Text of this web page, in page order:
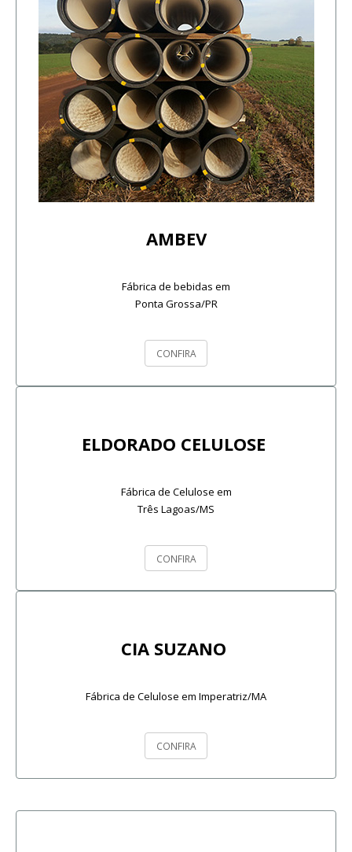
AMBEV
Fábrica de bebidas em
Ponta Grossa/PR
CONFIRA
ELDORADO CELULOSE
Fábrica de Celulose em
Três Lagoas/MS
CONFIRA
CIA SUZANO
Fábrica de Celulose em Imperatriz/MA
CONFIRA